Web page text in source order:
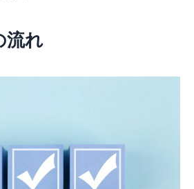
流れ